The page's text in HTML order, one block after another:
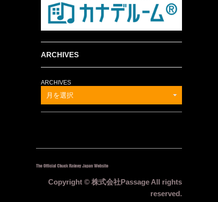
ARCHIVES
ARCHIVES
月を選択
Copyright © 株式会社Passage All rights
reserved.